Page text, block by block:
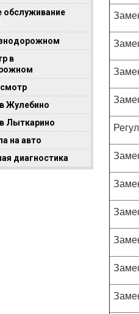
обслуживание
в
Жулебино
Лыткарино
на авто
диагностика